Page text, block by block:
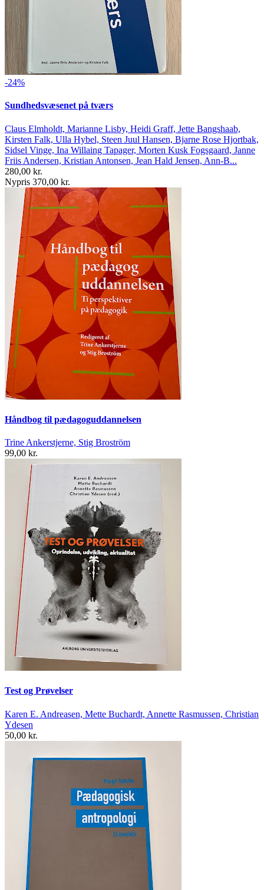
-24%
Sundhedsvæsenet på tværs
Claus Elmholdt, Marianne Lisby, Heidi Graff, Jette Bangshaab,
Kirsten Falk, Ulla Hybel, Steen Juul Hansen, Bjarne Rose Hjortbak,
Sidsel Vinge, Ina Willaing Tapager, Morten Kusk Fogsgaard, Janne
Friis Andersen, Kristian Antonsen, Jean Hald Jensen, Ann-B...
280,00 kr.
Nypris 370,00 kr.
Håndbog til pædagoguddannelsen
Trine Ankerstjerne, Stig Broström
99,00 kr.
Test og Prøvelser
Karen E. Andreasen, Mette Buchardt, Annette Rasmussen, Christian
Ydesen
50,00 kr.